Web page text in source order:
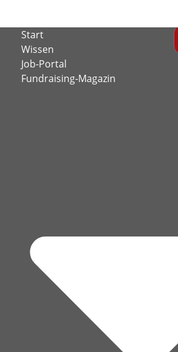
springen
Start
Wissen
Job-Portal
Fundraising-Magazin